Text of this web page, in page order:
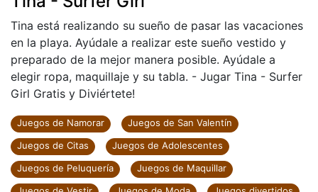
Tina está realizando su sueño de pasar las vacaciones
en la playa. Ayúdale a realizar este sueño vestido y
preparado de la mejor manera posible. Ayúdale a
elegir ropa, maquillaje y su tabla. - Jugar Tina - Surfer
Girl Gratis y Diviértete!
Juegos de Namorar
Juegos de San Valentín
Juegos de Citas
Juegos de Adolescentes
Juegos de Peluquería
Juegos de Maquillar